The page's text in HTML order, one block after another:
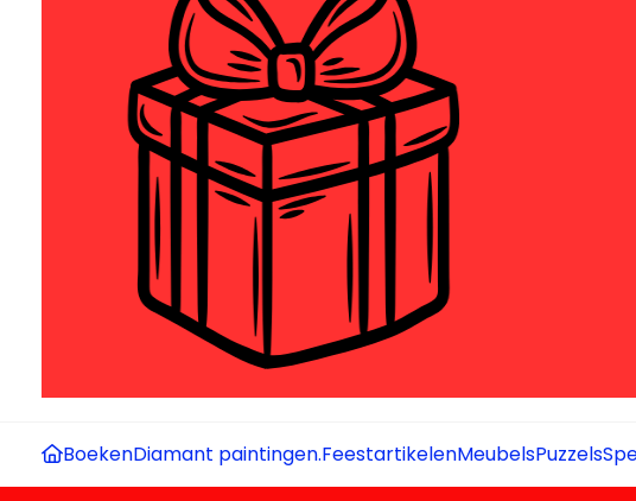
BoekenDiamant paintingen.FeestartikelenMeubelsPuzzels